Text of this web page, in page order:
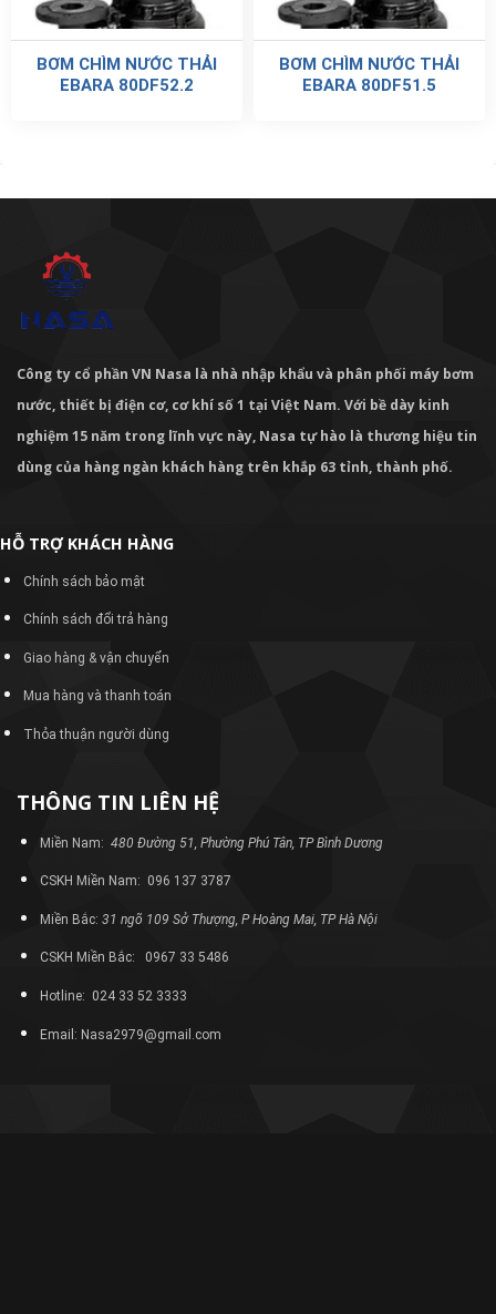
BƠM CHÌM NƯỚC THẢI
EBARA 80DF52.2
BƠM CHÌM NƯỚC THẢI
EBARA 80DF51.5
Công ty cổ phần VN Nasa là nhà nhập khẩu và phân phối máy bơm
nước, thiết bị điện cơ, cơ khí số 1 tại Việt Nam. Với bề dày kinh
nghiệm 15 năm trong lĩnh vực này, Nasa tự hào là thương hiệu tin
dùng của hàng ngàn khách hàng trên khắp 63 tỉnh, thành phố.
HỖ TRỢ KHÁCH HÀNG
Chính sách bảo mật
Chính sách đổi trả hàng
Giao hàng & vận chuyển
Mua hàng và thanh toán
Thỏa thuận người dùng
THÔNG TIN LIÊN HỆ
Miền Nam: 480 Đường 51, Phường Phú Tân, TP Bình Dương
CSKH Miền Nam: 096 137 3787
Miền Bắc: 31 ngõ 109 Sở Thượng, P Hoàng Mai, TP Hà Nội
CSKH Miền Bắc: 0967 33 5486
Hotline: 024 33 52 3333
Email: Nasa2979@gmail.com